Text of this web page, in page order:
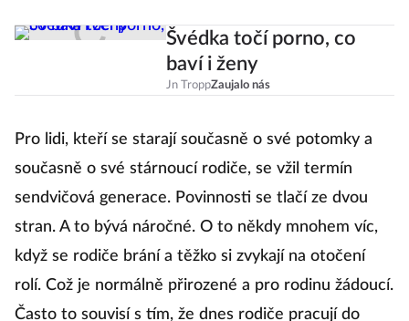
Švédka točí porno, co
baví i ženy
Jn TroppZaujalo nás
Pro lidi, kteří se starají současně o své potomky a
současně o své stárnoucí rodiče, se vžil termín
sendvičová generace. Povinnosti se tlačí ze dvou
stran. A to bývá náročné. O to někdy mnohem víc,
když se rodiče brání a těžko si zvykají na otočení
rolí. Což je normálně přirozené a pro rodinu žádoucí.
Často to souvisí s tím, že dnes rodiče pracují do